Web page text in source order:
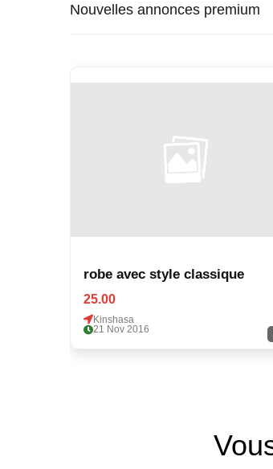
Nouvelles annonces premium
robe avec style classique
25.00
Kinshasa
21 Nov 2016